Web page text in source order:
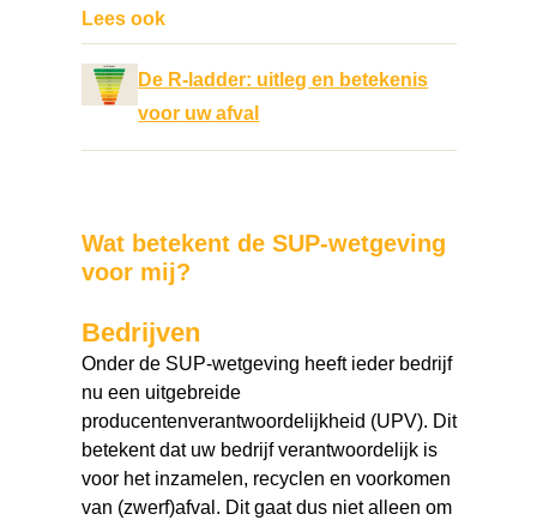
Lees ook
De R-ladder: uitleg en betekenis
voor uw afval
Wat betekent de SUP-wetgeving
voor mij?
Bedrijven
Onder de SUP-wetgeving heeft ieder bedrijf
nu een uitgebreide
producentenverantwoordelijkheid (UPV). Dit
betekent dat uw bedrijf verantwoordelijk is
voor het inzamelen, recyclen en voorkomen
van (zwerf)afval. Dit gaat dus niet alleen om